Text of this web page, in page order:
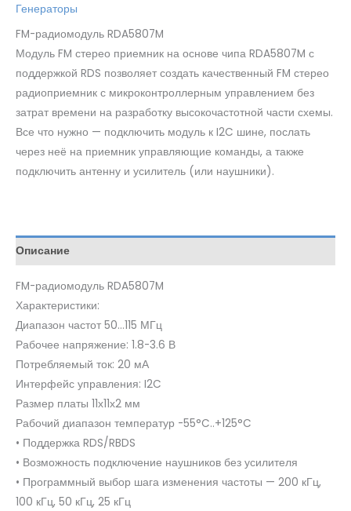
Генераторы
FM-радиомодуль RDA5807M
Модуль FM стерео приемник на основе чипа RDA5807M с
поддержкой RDS позволяет создать качественный FM стерео
радиоприемник с микроконтроллерным управлением без
затрат времени на разработку высокочастотной части схемы.
Все что нужно — подключить модуль к I2C шине, послать
через неё на приемник управляющие команды, а также
подключить антенну и усилитель (или наушники).
Описание
FM-радиомодуль RDA5807M
Характеристики:
Диапазон частот 50…115 МГц
Рабочее напряжение: 1.8-3.6 В
Потребляемый ток: 20 мА
Интерфейс управления: I2C
Размер платы 11х11х2 мм
Рабочий диапазон температур -55°C..+125°C
• Поддержка RDS/RBDS
• Возможность подключение наушников без усилителя
• Программный выбор шага изменения частоты — 200 кГц,
100 кГц, 50 кГц, 25 кГц